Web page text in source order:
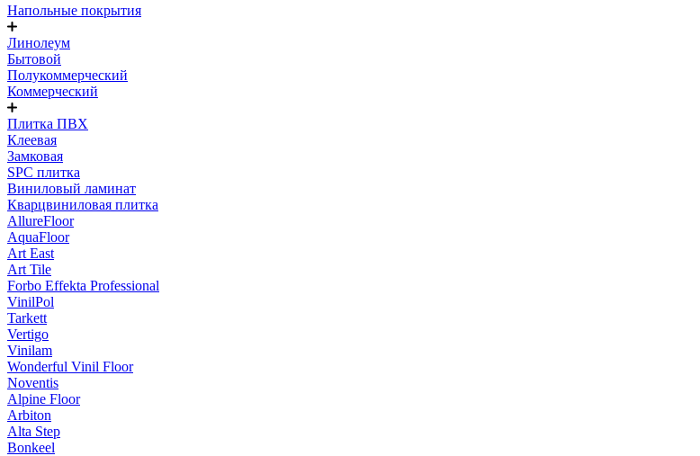
Напольные покрытия
Линолеум
Бытовой
Полукоммерческий
Коммерческий
Плитка ПВХ
Клеевая
Замковая
SPC плитка
Виниловый ламинат
Кварцвиниловая плитка
AllureFloor
AquaFloor
Art East
Art Tile
Forbo Effekta Professional
VinilPol
Tarkett
Vertigo
Vinilam
Wonderful Vinil Floor
Noventis
Alpine Floor
Arbiton
Alta Step
Bonkeel